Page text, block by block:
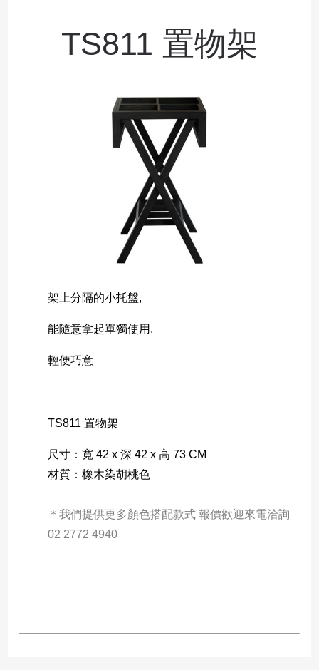
TS811 置物架
架上分隔的小托盤,
能隨意拿起單獨使用,
輕便巧意
TS811 置物架
尺寸：寬 42 x 深 42 x 高 73 CM
材質：橡木染胡桃色
＊我們提供更多顏色搭配款式 報價歡迎來電洽詢
02 2772 4940